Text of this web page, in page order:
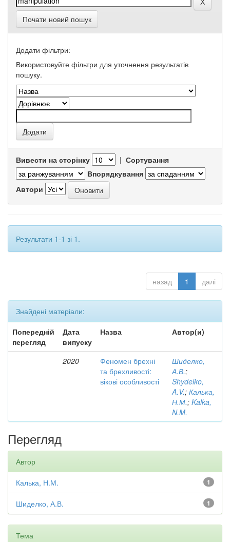
Почати новий пошук
Додати фільтри:
Використовуйте фільтри для уточнення результатів
пошуку.
Вивести на сторінку | Сортування
Впорядкування
Автори
Результати 1-1 зі 1.
назад 1 далі
Знайдені матеріали:
Попередній
перегляд
Дата
випуску
Назва Автор(и)
2020
Феномен брехні
та брехливості:
вікові особливості
Шиделко,
А.В.;
Shydelko,
A.V.; Калька,
Н.М.; Kalka,
N.M.
Перегляд
Автор
1
Калька, Н.М.
1
Шиделко, А.В.
Тема